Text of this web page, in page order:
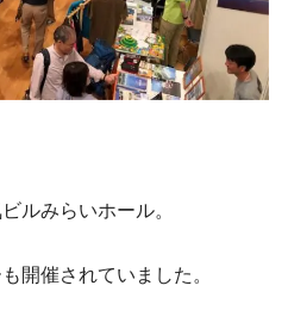
ルみらいホール。
開催されていました。